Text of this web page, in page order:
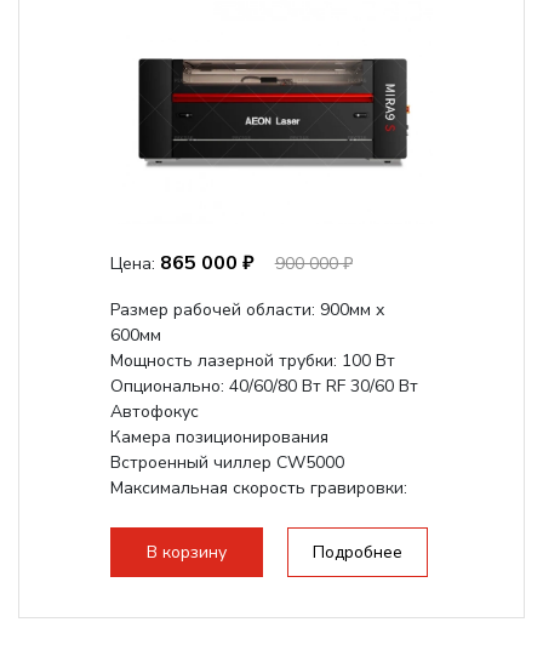
Цена: 865 000 ₽
900 000 ₽
Размер рабочей области: 900мм х
600мм
Мощность лазерной трубки: 100 Вт
Опционально: 40/60/80 Вт RF 30/60 Вт
Автофокус
Камера позиционирования
Встроенный чиллер CW5000
Максимальная скорость гравировки:
В корзину Подробнее